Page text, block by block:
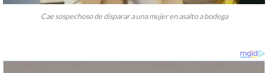
Cae sospechoso de disparar a una mujer en asalto a bodega